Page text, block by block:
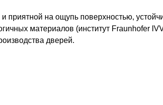
приятной на ощупь поверхностью,
материалов (институт Fraunhofer
дверей.